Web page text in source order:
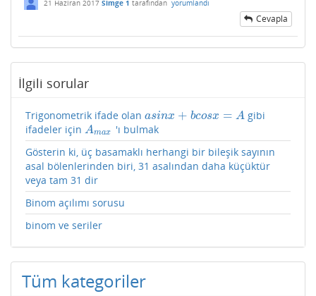
21 Haziran 2017 Simge 1 tarafından yorumlandı
Cevapla
İlgili sorular
Trigonometrik ifade olan asinx + bcosx = A
asinx+ bcosx=A
gibi
ifadeler için Amax
Amax 'ı bulmak
Gösterin ki, üç basamaklı herhangi bir bileşik sayının
asal bölenlerinden biri, 31 asalından daha küçüktür
veya tam 31 dir
Binom açılımı sorusu
binom ve seriler
Tüm kategoriler